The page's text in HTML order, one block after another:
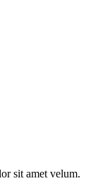
sit amet velum.